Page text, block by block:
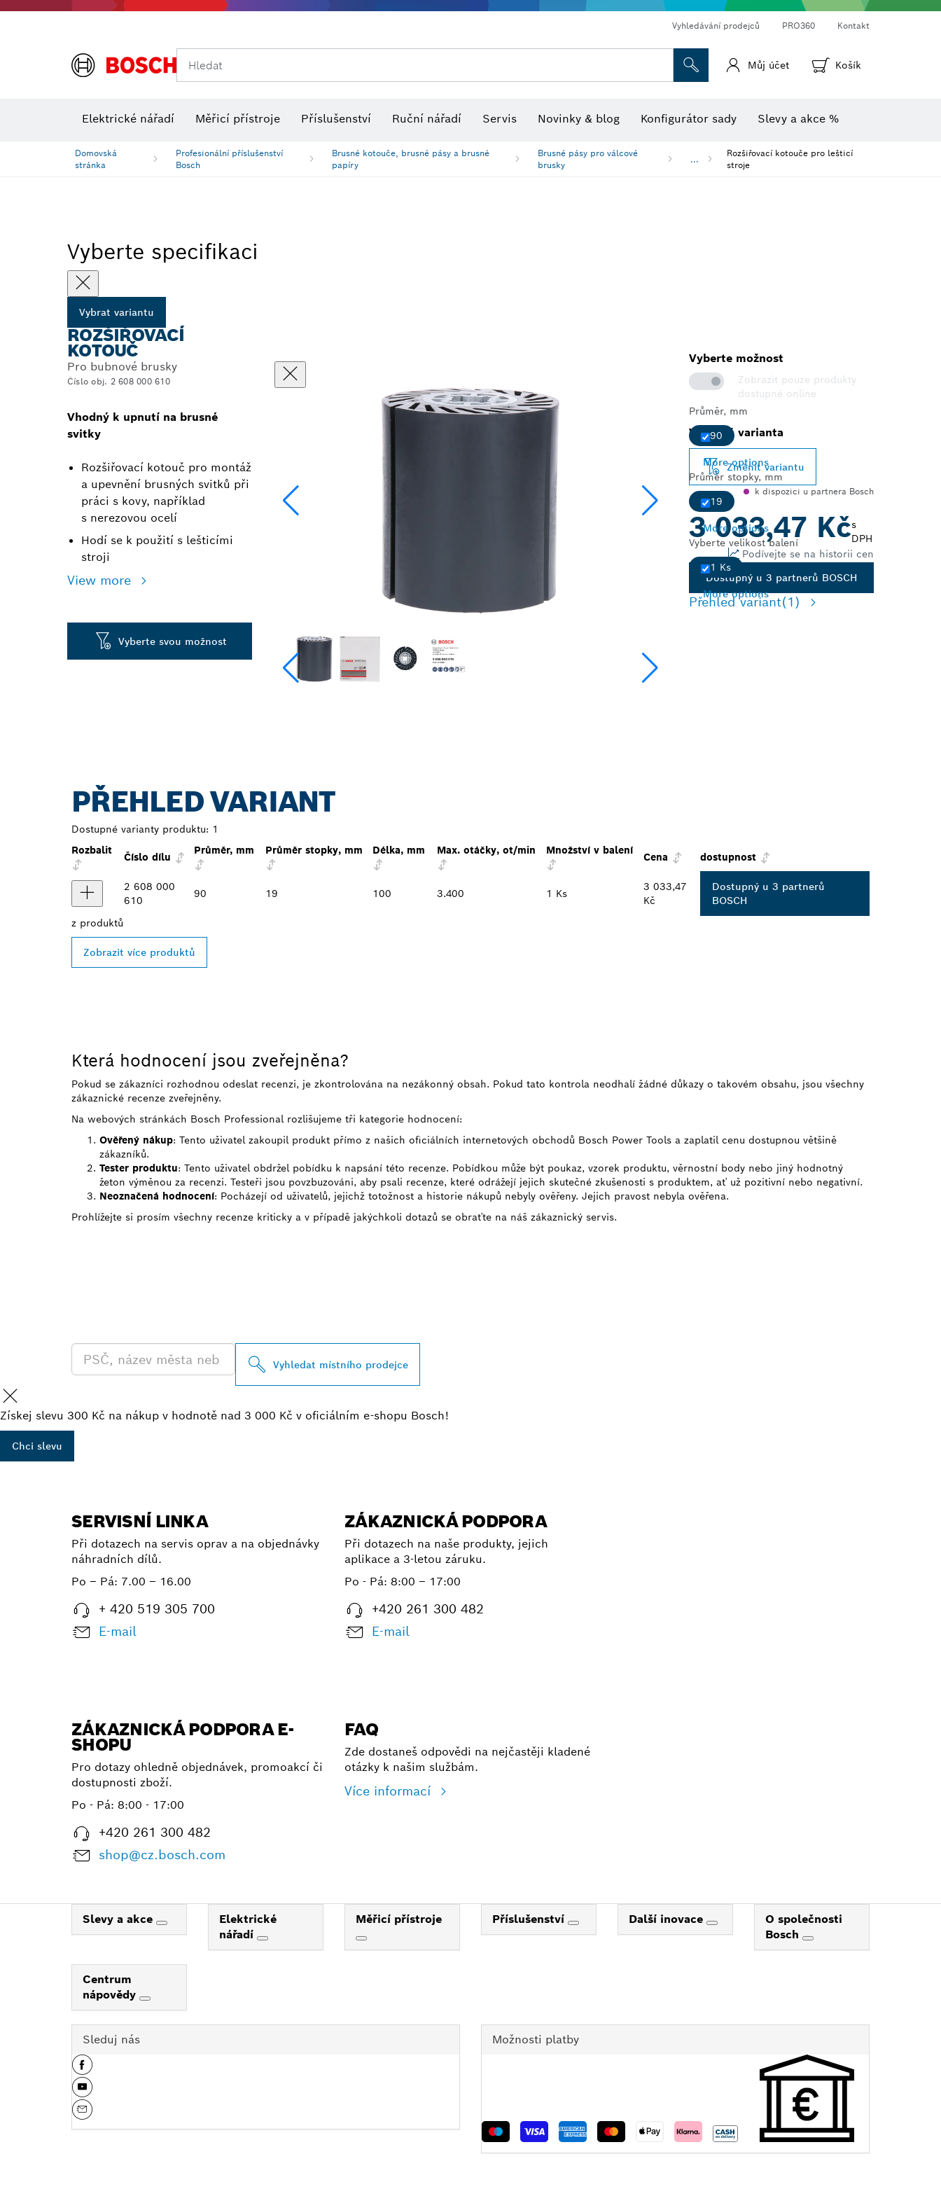
Vyhledávání prodejců PRO360 Kontakt
Hledat Můj účet Košík
Elektrické nářadí Měřicí přístroje Příslušenství Ruční nářadí Servis Novinky & blog Konfigurátor sady Slevy a akce %
Domovská
stránka
Profesionální příslušenství
Bosch
Brusné kotouče, brusné pásy a brusné
papíry
Brusné pásy pro válcové
brusky
...
Rozšiřovací kotouče pro lešticí
stroje
Vyberte specifikaci
Vybrat variantu
ROZŠIŘOVACÍ
KOTOUČ
Pro bubnové brusky
Číslo obj. 2 608 000 610
Vhodný k upnutí na brusné
svitky
Rozšiřovací kotouč pro montáž
a upevnění brusných svitků při
práci s kovy, například
s nerezovou ocelí
Hodí se k použití s lešticími
stroji
View more
Vyberte svou možnost
Vyberte možnost
Zobrazit pouze produkty
dostupné online
Průměr, mm
90
More options
Průměr stopky, mm
19
More options
Vyberte velikost balení
1 Ks
More options
Vybraná varianta
Změnit variantu
k dispozici u partnera Bosch
3 033,47 Kčs
DPH
Podívejte se na historii cen
Dostupný u 3 partnerů BOSCH
Přehled variant(1)
PŘEHLED VARIANT
Dostupné varianty produktu: 1
Rozbalit
Číslo dílu
Průměr, mm Průměr stopky, mm Délka, mm Max. otáčky, ot/min Množství v balení
Cena dostupnost
2 608 000
610
90 19 100 3.400 1 Ks
3 033,47
Kč
Dostupný u 3 partnerů
BOSCH
z produktů
Zobrazit více produktů
Která hodnocení jsou zveřejněna?
Pokud se zákazníci rozhodnou odeslat recenzi, je zkontrolována na nezákonný obsah. Pokud tato kontrola neodhalí žádné důkazy o takovém obsahu, jsou všechny
zákaznické recenze zveřejněny.
Na webových stránkách Bosch Professional rozlišujeme tři kategorie hodnocení:
Ověřený nákup: Tento uživatel zakoupil produkt přímo z našich oficiálních internetových obchodů Bosch Power Tools a zaplatil cenu dostupnou většině
zákazníků.
Tester produktu: Tento uživatel obdržel pobídku k napsání této recenze. Pobídkou může být poukaz, vzorek produktu, věrnostní body nebo jiný hodnotný
žeton výměnou za recenzi. Testeři jsou povzbuzováni, aby psali recenze, které odrážejí jejich skutečné zkušenosti s produktem, ať už pozitivní nebo negativní.
Neoznačená hodnocení: Pocházejí od uživatelů, jejichž totožnost a historie nákupů nebyly ověřeny. Jejich pravost nebyla ověřena.
Prohlížejte si prosím všechny recenze kriticky a v případě jakýchkoli dotazů se obraťte na náš zákaznický servis.
Vyhledat místního prodejce
Získej slevu 300 Kč na nákup v hodnotě nad 3 000 Kč v oficiálním e-shopu Bosch!
Chci slevu
SERVISNÍ LINKA
Při dotazech na servis oprav a na objednávky
náhradních dílů.
Po – Pá: 7.00 – 16.00
+ 420 519 305 700
E-mail
ZÁKAZNICKÁ PODPORA
Při dotazech na naše produkty, jejich
aplikace a 3-letou záruku.
Po - Pá: 8:00 – 17:00
+420 261 300 482
E-mail
ZÁKAZNICKÁ PODPORA E-
SHOPU
Pro dotazy ohledně objednávek, promoakcí či
dostupnosti zboží.
Po - Pá: 8:00 - 17:00
+420 261 300 482
shop@cz.bosch.com
FAQ
Zde dostaneš odpovědi na nejčastěji kladené
otázky k našim službám.
Více informací
Slevy a akce
Elektrické
nářadí
Měřicí přístroje Příslušenství Další inovace
O společnosti
Bosch
Centrum
nápovědy
Sleduj nás Možnosti platby